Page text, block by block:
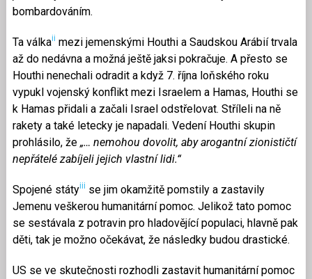
bombardováním.
Ta válkaii mezi jemenskými Houthi a Saudskou Arábií trvala
až do nedávna a možná ještě jaksi pokračuje. A přesto se
Houthi nenechali odradit a když 7. října loňského roku
vypukl vojenský konflikt mezi Israelem a Hamas, Houthi se
k Hamas přidali a začali Israel odstřelovat. Stříleli na ně
rakety a také letecky je napadali. Vedení Houthi skupin
prohlásilo, že „… nemohou dovolit, aby arogantní zionističtí
nepřátelé zabíjeli jejich vlastní lidi.“
Spojené státyiii se jim okamžitě pomstily a zastavily
Jemenu veškerou humanitární pomoc. Jelikož tato pomoc
se sestávala z potravin pro hladovějící populaci, hlavně pak
děti, tak je možno očekávat, že následky budou drastické.
US se ve skutečnosti rozhodli zastavit humanitární pomoc